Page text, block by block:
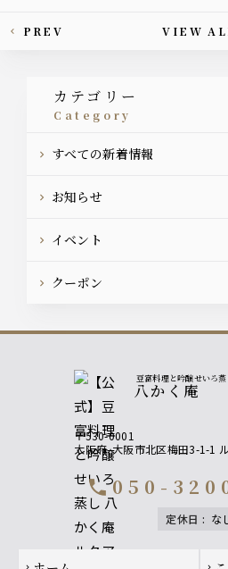
This article's paging
PREV VIEW
カテゴリー
category
すべての新着情報
お知らせ
イベント
クーポン
豆富料理と吟醸せいろ蒸
八かく庵
〒530-0001
大阪府 大阪市北区梅田3-1-1
call050-
定休日 :
Footer navigation
chevron_right chevron_right